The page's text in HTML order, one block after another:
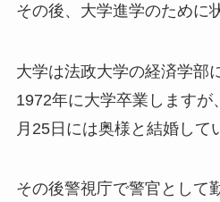
その後、大学進学のために
大学は法政大学の経済学部
1972年に大学卒業しますが
月25日には奥様と結婚して
その後警視庁で警官として